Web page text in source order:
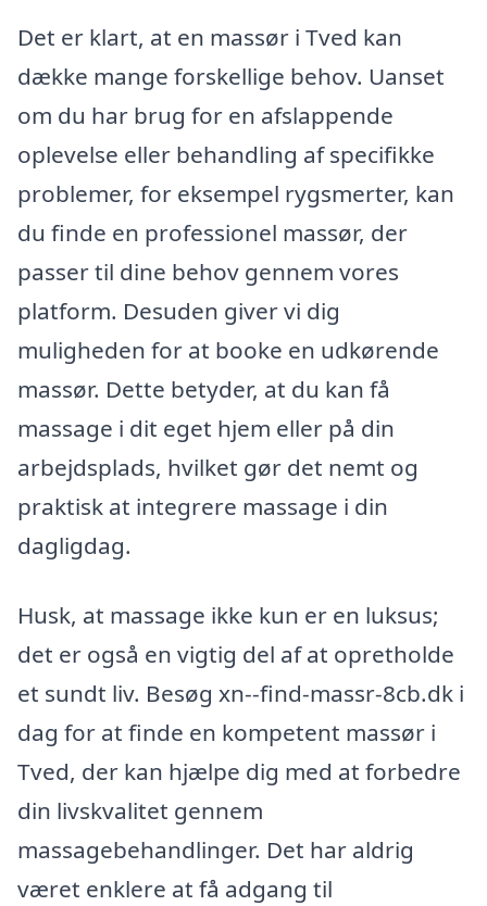
Det er klart, at en massør i Tved kan
dække mange forskellige behov. Uanset
om du har brug for en afslappende
oplevelse eller behandling af specifikke
problemer, for eksempel rygsmerter, kan
du finde en professionel massør, der
passer til dine behov gennem vores
platform. Desuden giver vi dig
muligheden for at booke en udkørende
massør. Dette betyder, at du kan få
massage i dit eget hjem eller på din
arbejdsplads, hvilket gør det nemt og
praktisk at integrere massage i din
dagligdag.
Husk, at massage ikke kun er en luksus;
det er også en vigtig del af at opretholde
et sundt liv. Besøg xn--find-massr-8cb.dk i
dag for at finde en kompetent massør i
Tved, der kan hjælpe dig med at forbedre
din livskvalitet gennem
massagebehandlinger. Det har aldrig
været enklere at få adgang til